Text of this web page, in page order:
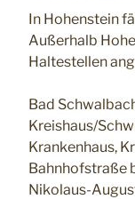
In Hohenstein
Außerhalb
Haltestellen
Bad
Kreishaus/
Krankenhaus,
Bahnhofstraße
Nikolaus-